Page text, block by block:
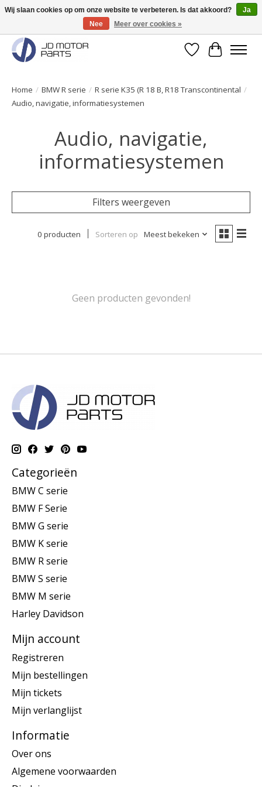
Originele onderdelen direct uit voorraad leverbaar!
Verlanglijst
Home / BMW R serie / R serie K35 (R 18 B, R18 Transcontinental /
Audio, navigatie, informatiesystemen
Audio, navigatie,
informatiesystemen
Filters weergeven
0 producten Sorteren op Meest bekeken
Geen producten gevonden!
Categorieën
BMW C serie
BMW F Serie
BMW G serie
BMW K serie
BMW R serie
BMW S serie
BMW M serie
Harley Davidson
Mijn account
Registreren
Mijn bestellingen
Mijn tickets
Mijn verlanglijst
Informatie
Over ons
Algemene voorwaarden
Wij slaan cookies op om onze website te verbeteren. Is dat akkoord?
Ja
Nee
Meer over cookies »